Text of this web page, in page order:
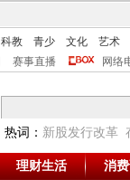
科教 青少 文化
艺术
赛事直播 网络
热词： 新股发行改革
理财生活 消